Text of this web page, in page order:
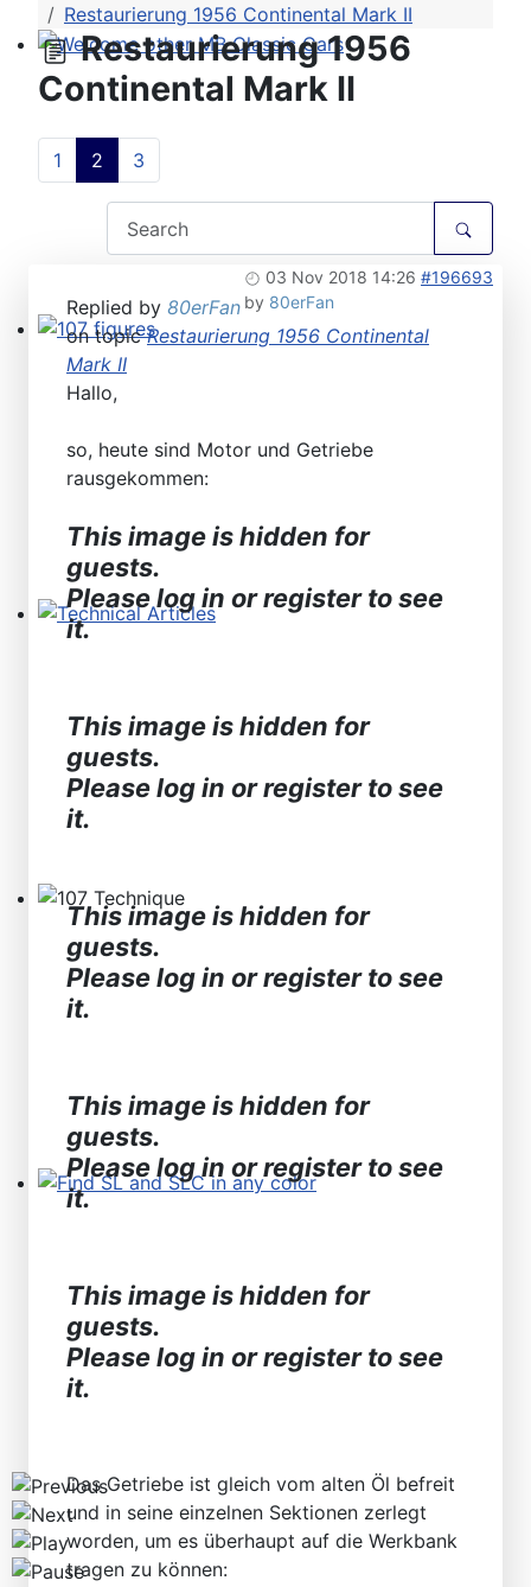
Welcome other MB Classic Cars
107 figures
Technical Articles
107 Technique
Find SL and SLC in any color
Restaurierung 1956 Continental Mark II
Restaurierung 1956
Continental Mark II
1 2 3
03 Nov 2018 14:26 #196693
by 80erFan
Replied by 80erFan
on topicRestaurierung 1956 Continental
Mark II
Hallo,
so, heute sind Motor und Getriebe
rausgekommen:
This image is hidden for
guests.
Please log in or register to see
it.
This image is hidden for
guests.
Please log in or register to see
it.
This image is hidden for
guests.
Please log in or register to see
it.
This image is hidden for
guests.
Please log in or register to see
it.
This image is hidden for
guests.
Please log in or register to see
it.
Das Getriebe ist gleich vom alten Öl befreit
und in seine einzelnen Sektionen zerlegt
worden, um es überhaupt auf die Werkbank
tragen zu können: